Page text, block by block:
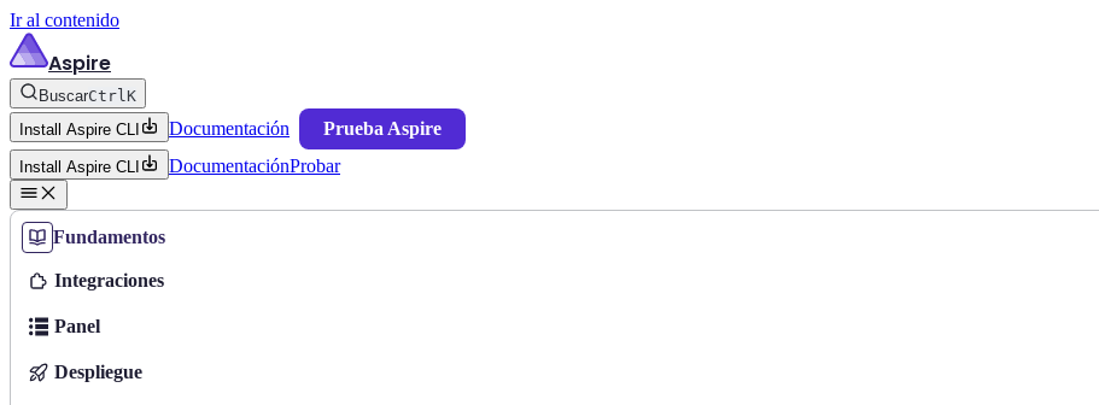
Ir al contenido
Aspire
BuscarCtrlK
Install Aspire CLI
Documentación Prueba Aspire
Install Aspire CLI DocumentaciónProbar
Fundamentos
Integraciones
Panel
Despliegue